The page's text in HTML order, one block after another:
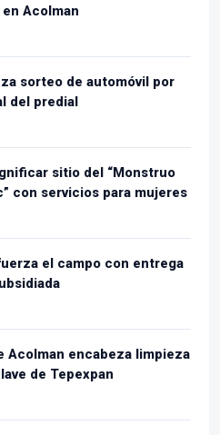
Acolman
sorteo de automóvil por
del predial
sitio del “Monstruo
con servicios para mujeres
el campo con entrega
Acolman encabeza limpieza
de Tepexpan